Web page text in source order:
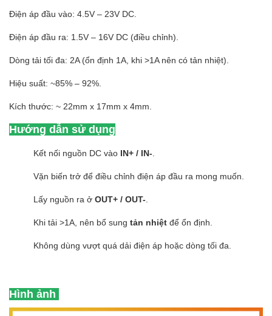
Điện áp đầu vào: 4.5V – 23V DC.
Điện áp đầu ra: 1.5V – 16V DC (điều chỉnh).
Dòng tải tối đa: 2A (ổn định 1A, khi >1A nên có tản nhiệt).
Hiệu suất: ~85% – 92%.
Kích thước: ~ 22mm x 17mm x 4mm.
Hướng dẫn sử dụng
Kết nối nguồn DC vào IN+ / IN-
Vặn biến trở để điều chỉnh điện áp đầu ra mong muốn.
Lấy nguồn ra ở OUT+ / OUT-
Khi tải >1A, nên bổ sung tản nhiệt để ổn định.
Không dùng vượt quá dải điện áp hoặc dòng tối đa.
Hình ảnh